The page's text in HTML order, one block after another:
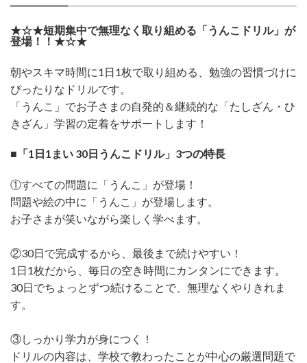
★☆★短期集中で無理なく取り組める「うんこドリル」が
登場！！★☆★
朝やスキマ時間に1日1枚で取り組める、勉強の習慣づけに
ぴったりなドリルです。
「うんこ」でお子さまの自発的＆継続的な「たしざん・ひ
きざん」学習の定着をサポートします！
■「1日1まい 30日うんこドリル」3つの特長
①すべての問題に「うんこ」が登場！
問題や絵の中に「うんこ」が登場します。
お子さまが笑いながら楽しく学べます。
②30日で完成するから、最後まで続けやすい！
1日1枚だから、毎日の空き時間にカンタンにできます。
30日でちょっとずつ続けることで、無理なくやりきれま
す。
③しっかり学力が身につく！
ドリルの内容は、学校で教わったことが中心の厳選問題で